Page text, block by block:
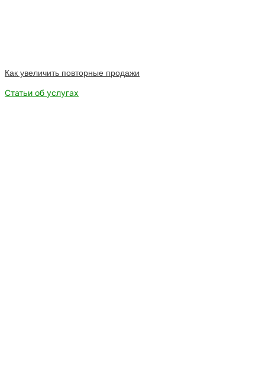
Как увеличить повторные продажи
Статьи об услугах